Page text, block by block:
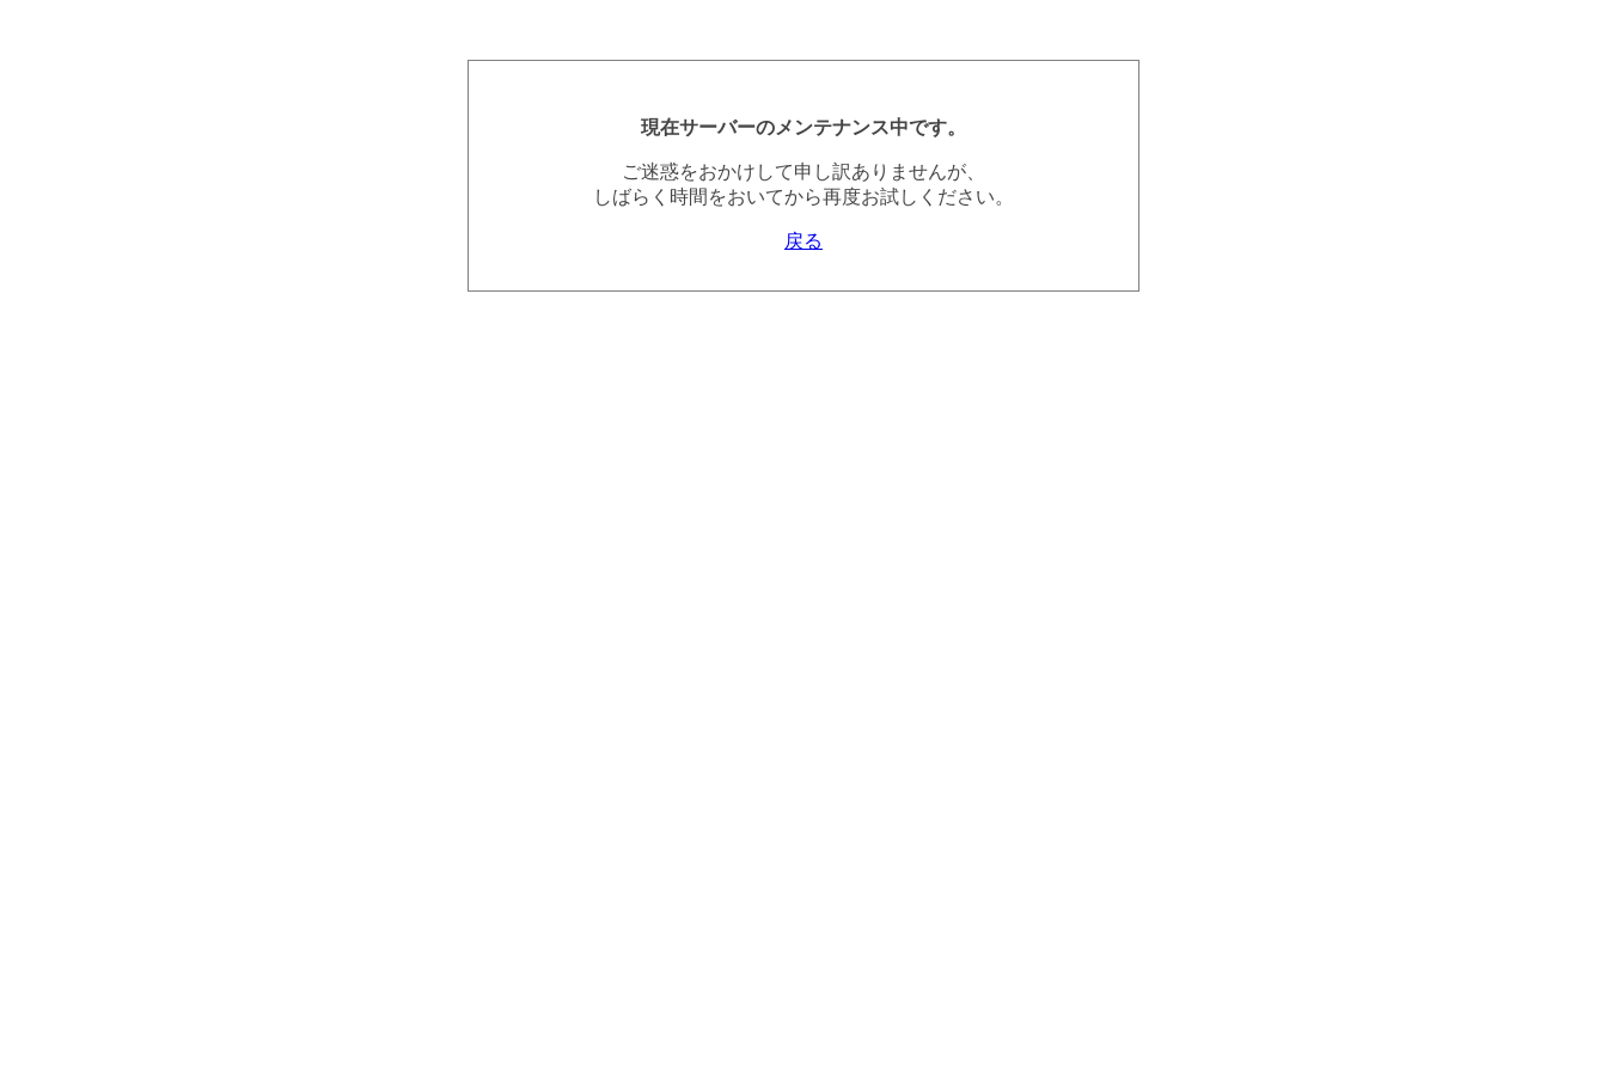
現在サーバーのメンテナンス中です。
ご迷惑をおかけして申し訳ありませんが、
しばらく時間をおいてから再度お試しください。
戻る